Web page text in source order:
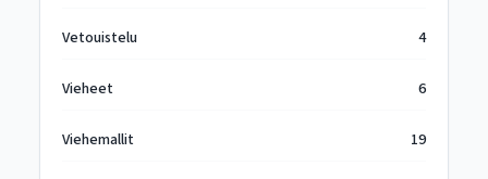
Vetouistelu 4
Vieheet 6
Viehemallit 19